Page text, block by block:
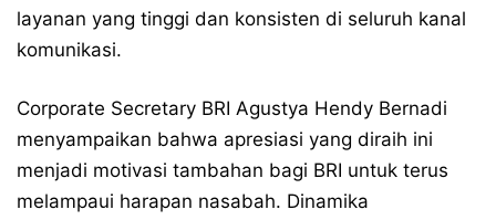
layanan yang tinggi dan konsisten di seluruh kanal
komunikasi.
Corporate Secretary BRI Agustya Hendy Bernadi
menyampaikan bahwa apresiasi yang diraih ini
menjadi motivasi tambahan bagi BRI untuk terus
melampaui harapan nasabah. Dinamika